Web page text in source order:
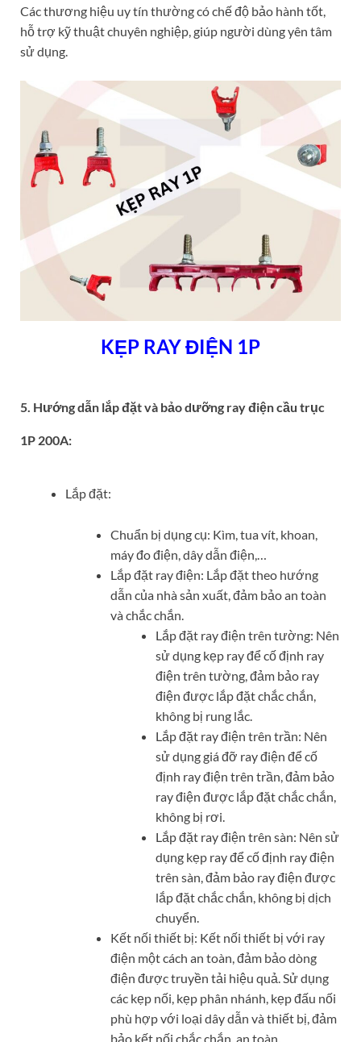
Các thương hiệu uy tín thường có chế độ bảo hành tốt,
hỗ trợ kỹ thuật chuyên nghiệp, giúp người dùng yên tâm
sử dụng.
KẸP RAY ĐIỆN 1P
5. Hướng dẫn lắp đặt và bảo dưỡng ray điện cầu trục
1P 200A:
Lắp đặt:
Chuẩn bị dụng cụ: Kìm, tua vít, khoan,
máy đo điện, dây dẫn điện,…
Lắp đặt ray điện: Lắp đặt theo hướng
dẫn của nhà sản xuất, đảm bảo an toàn
và chắc chắn.
Lắp đặt ray điện trên tường: Nên
sử dụng kẹp ray để cố định ray
điện trên tường, đảm bảo ray
điện được lắp đặt chắc chắn,
không bị rung lắc.
Lắp đặt ray điện trên trần: Nên
sử dụng giá đỡ ray điện để cố
định ray điện trên trần, đảm bảo
ray điện được lắp đặt chắc chắn,
không bị rơi.
Lắp đặt ray điện trên sàn: Nên sử
dụng kẹp ray để cố định ray điện
trên sàn, đảm bảo ray điện được
lắp đặt chắc chắn, không bị dịch
chuyển.
Kết nối thiết bị: Kết nối thiết bị với ray
điện một cách an toàn, đảm bảo dòng
điện được truyền tải hiệu quả. Sử dụng
các kẹp nối, kẹp phân nhánh, kẹp đấu nối
phù hợp với loại dây dẫn và thiết bị, đảm
bảo kết nối chắc chắn, an toàn.